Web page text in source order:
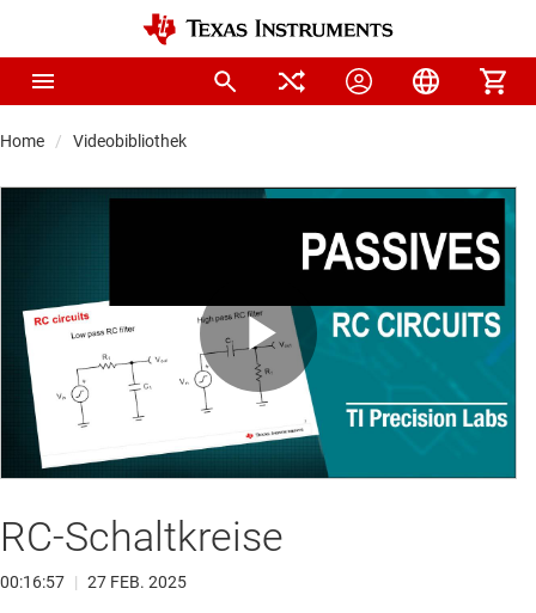
Home Videobibliothek
Play
RC-Schaltkreise
00:16:57 | 27 FEB. 2025